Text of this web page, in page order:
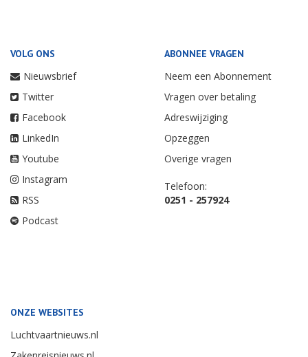
VOLG ONS
Nieuwsbrief
Twitter
Facebook
LinkedIn
Youtube
Instagram
RSS
Podcast
ABONNEE VRAGEN
Neem een Abonnement
Vragen over betaling
Adreswijziging
Opzeggen
Overige vragen
Telefoon:
0251 - 257924
ONZE WEBSITES
Luchtvaartnieuws.nl